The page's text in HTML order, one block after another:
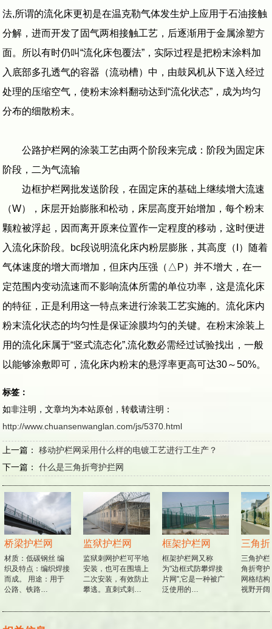
法,所谓的流化床更初是在温克勒气体发生炉上应用于石油接触
分解，进而开发了固气两相接触工艺，后逐渐用于金属涂塑方
面。所以有时仍叫“流化床包覆法”，实际过程是把粉末涂料加
入底部多孔透气的容器（流动槽）中，由鼓风机从下送入经过
处理的压缩空气，使粉末涂料翻动达到“流化状态”，成为均匀
分布的细散粉末。
公路护栏网的涂装工艺由两个阶段来完成：阶段为固定床
阶段，二为气流输
边框护栏网批发送阶段，在固定床的基础上继续增大流速
（W），床层开始膨胀和松动，床层高度开始增加，每个粉末
颗粒被浮起，因而离开原来位置作一定程度的移动，这时便进
入流化床阶段。bc段说明流化床内粉层膨胀，其高度（I）随着
气体速度的增大而增加，但床内压强（△P）并不增大，在一
定范围内变动流速而不影响流体所需的单位功率，这是流化床
的特征，正是利用这一特点来进行涂装工艺实施的。流化床内
粉末流化状态的均匀性是保证涂膜均匀的关键。在粉末涂装上
用的流化床属于“竖式流态化”,流化数必需经过试验找出，一般
以能够涂敷即可，流化床内粉末的悬浮率更高可达30～50%。
标签：
如非注明，文章均为本站原创，转载请注明：
http://www.chuansenwanglan.com/js/5370.html
上一篇：移动护栏网采用什么样的电镀工艺进行工生产？
下一篇：什么是三角折弯护拦网
桥梁护栏网
材质：低碳钢丝 编
织及特点：编织焊接
而成。 用途：用于
公路、铁路…
监狱护栏网
监狱刺网护栏可平地
安装，也可在围墙上
二次安装，有效防止
攀逃。直刺式刺…
框架护栏网
框架护栏网又称
为"边框式防攀焊接
片网",它是一种被广
泛使用的…
三角护栏
角折弯护
网格结构
视野开阔